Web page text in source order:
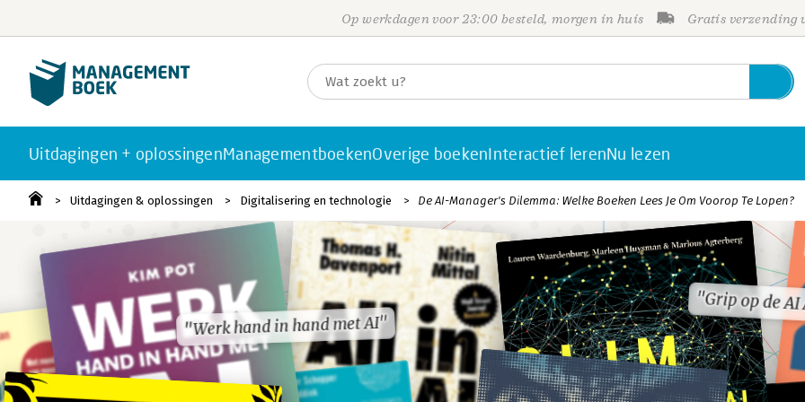
Op werkdagen voor 23:00 besteld, morgen in huis Gratis verzending
Uitdagingen + oplossingenManagementboekenOverige boekenInteractief lerenNu lezen
Uitdagingen & oplossingen Digitalisering en technologie De AI-Manager's Dilemma: Welke Boeken Lees Je Om Voorop Te Lopen?
"Werk hand in hand met AI"
"Grip op de
"Werk hand in hand met AI"
"Grip op de